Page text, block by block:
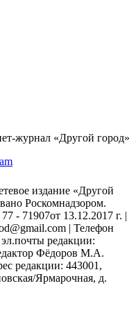
журнал «Другой город»
издание «Другой
Роскомнадзором.
- 71907от 13.12.2017 г. |
| Телефон
редакции:
Фёдоров М.А.
редакции: 443001,
Ярмарочная, д.